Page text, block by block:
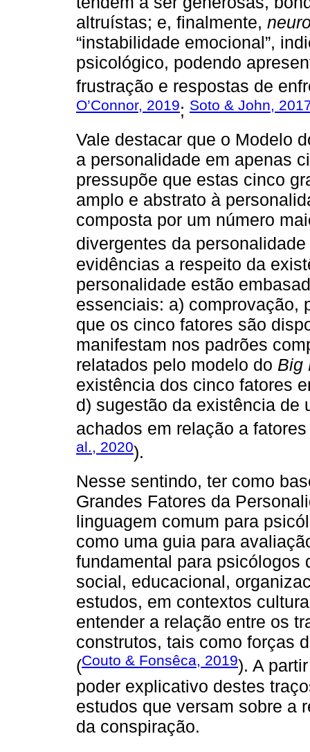
altruístas; e, finalmente,
“instabilidade emocional”,
psicológico, podendo
frustração e respostas de
O’Connor, 2019; Soto & John,
Vale destacar que o Modelo
a personalidade em apenas
pressupõe que estas cinco
amplo e abstrato à
composta por um número
divergentes da personalidade
evidências a respeito da
personalidade estão
essenciais: a) comprovação,
que os cinco fatores são
manifestam nos padrões
relatados pelo modelo do Big
existência dos cinco fatores
d) sugestão da existência de
achados em relação a
al., 2020).
Nesse sentindo, ter como
Grandes Fatores da
linguagem comum para
como uma guia para
fundamental para psicólogos
social, educacional,
estudos, em contextos
entender a relação entre os
construtos, tais como forças
(Couto & Fonsêca, 2019). A
poder explicativo destes
estudos que versam sobre a
da conspiração.